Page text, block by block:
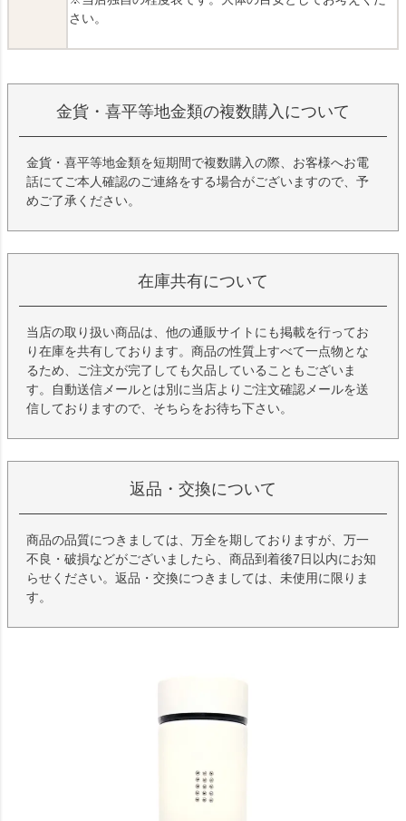
さい。
金貨・喜平等地金類の複数購入について
金貨・喜平等地金類を短期間で複数購入の際、お客様へお電
話にてご本人確認のご連絡をする場合がございますので、予
めご了承ください。
在庫共有について
当店の取り扱い商品は、他の通販サイトにも掲載を行ってお
り在庫を共有しております。商品の性質上すべて一点物とな
るため、ご注文が完了しても欠品していることもございま
す。自動送信メールとは別に当店よりご注文確認メールを送
信しておりますので、そちらをお待ち下さい。
返品・交換について
商品の品質につきましては、万全を期しておりますが、万一
不良・破損などがございましたら、商品到着後7日以内にお知
らせください。返品・交換につきましては、未使用に限りま
す。